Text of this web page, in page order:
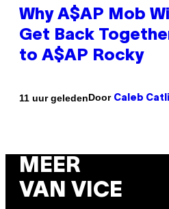
Why A$AP Mob
Get Back
to A$AP Rocky
11 uur geledenDoor Caleb
MEER
VAN VICE